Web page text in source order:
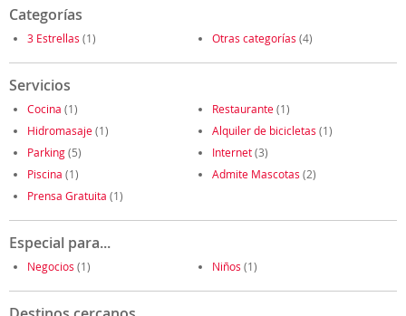
Categorías
3 Estrellas (1) Otras categorías (4)
Servicios
Cocina (1) Restaurante(1)
Hidromasaje(1) Alquiler de bicicletas (1)
Parking(5) Internet(3)
Piscina (1) Admite Mascotas (2)
Prensa Gratuita (1)
Especial para...
Negocios (1) Niños (1)